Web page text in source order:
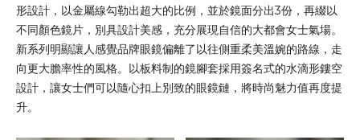
形設計，以金屬線勾勒出超大的比例，並於鏡面分出3份，再綴以
不同顏色鏡片，別具設計美感，充分展現自信的大都會女士氣場。
新系列明顯讓人感覺品牌眼鏡偏離了以往側重柔美溫婉的路線，走
向更大膽率性的風格。以板料制的鏡腳套採用簽名式的水滴形鏤空
設計，讓女士們可以隨心扣上別致的眼鏡鏈，將時尚魅力值再度提
升。